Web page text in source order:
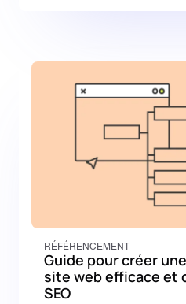
RÉFÉRENCEMENT
Guide pour créer
site web efficace et
SEO